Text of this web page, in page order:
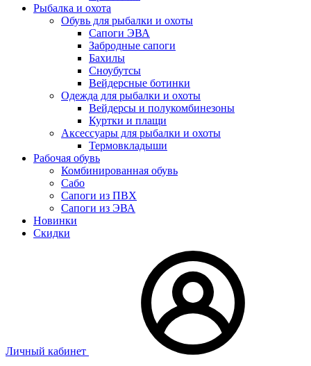
Рыбалка и охота
Обувь для рыбалки и охоты
Сапоги ЭВА
Забродные сапоги
Бахилы
Сноубутсы
Вейдерсные ботинки
Одежда для рыбалки и охоты
Вейдерсы и полукомбинезоны
Куртки и плащи
Аксессуары для рыбалки и охоты
Термовкладыши
Рабочая обувь
Комбинированная обувь
Сабо
Сапоги из ПВХ
Сапоги из ЭВА
Новинки
Скидки
Личный кабинет